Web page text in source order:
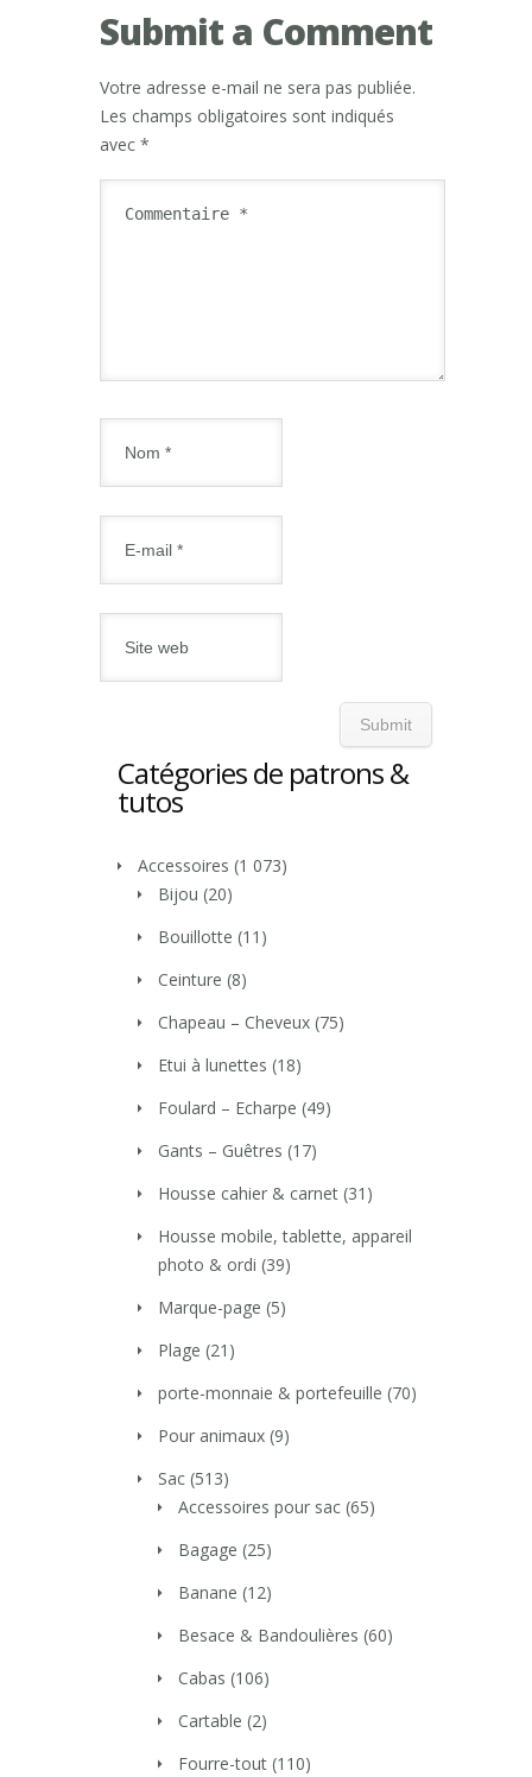
Submit a Comment
Votre adresse e-mail ne sera pas publiée.
Les champs obligatoires sont indiqués
avec *
Catégories de patrons &
tutos
Accessoires (1 073)
Bijou (20)
Bouillotte (11)
Ceinture (8)
Chapeau – Cheveux (75)
Etui à lunettes (18)
Foulard – Echarpe (49)
Gants – Guêtres (17)
Housse cahier & carnet (31)
Housse mobile, tablette, appareil
photo & ordi (39)
Marque-page (5)
Plage (21)
porte-monnaie & portefeuille (70)
Pour animaux (9)
Sac (513)
Accessoires pour sac (65)
Bagage (25)
Banane (12)
Besace & Bandoulières (60)
Cabas (106)
Cartable (2)
Fourre-tout (110)